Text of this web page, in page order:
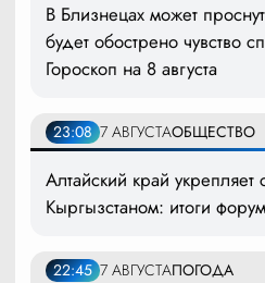
В Близнецах может
будет обострено чувство
Гороскоп на 8 августа
23:08 7 АВГУСТАОБЩЕСТВО
Алтайский край укрепляет
Кыргызстаном: итоги
22:45 7 АВГУСТАПОГОДА